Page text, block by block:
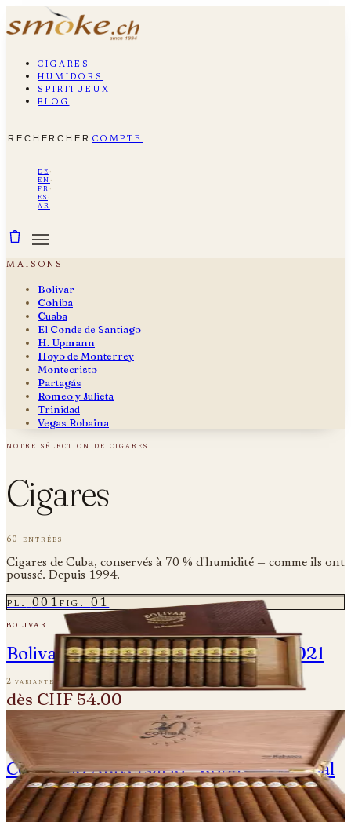
cigares
humidors
spiritueux
blog
rechercher compte
de ·
en ·
fr ·
es ·
ar
maisons
Bolivar
Cohiba
Cuaba
El Conde de Santiago
H. Upmann
Hoyo de Monterrey
Montecristo
Partagás
Romeo y Julieta
Trinidad
Vegas Robaina
notre sélection de cigares
Cigares
60 entrées
Cigares de Cuba, conservés à 70 % d'humidité — comme ils ont
poussé. Depuis 1994.
pl. 001fig. 01
bolivar
Bolivar Regentes Edicion Limitada 2021
2 variantes
dès CHF 54.00
pl. 002fig. 02
cohiba
Cohiba 30 Aniversario - Robusto Especial
- Einzelne Zigarre
une variante